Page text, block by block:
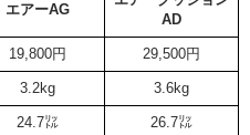
エアーAG
AD
19,800円 29,500円
3.2kg 3.6kg
24.7㍑ 26.7㍑